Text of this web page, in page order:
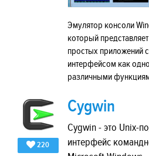
Эмулятор консоли
который
простых приложений
интерфейсом как
различными
220
Cygwin
Cygwin - это Unix-
интерфейс